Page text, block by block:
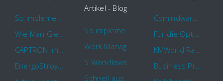
Artikel - Blog
Business Process Management mit MS Outlook